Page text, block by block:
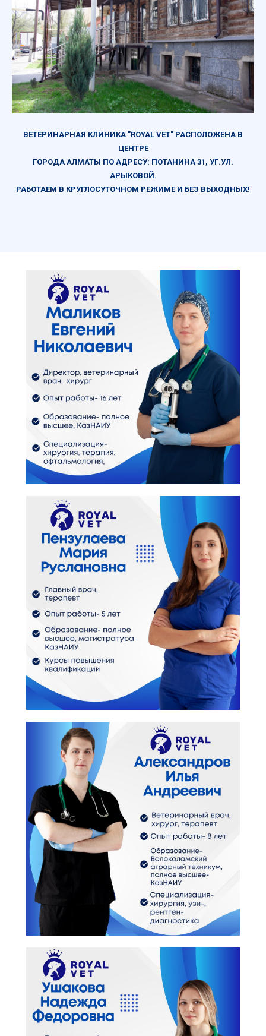
ВЕТЕРИНАРНАЯ КЛИНИКА "ROYAL VET" РАСПОЛОЖЕНА В
ЦЕНТРЕ
ГОРОДА АЛМАТЫ ПО АДРЕСУ: ПОТАНИНА 31, УГ.УЛ.
АРЫКОВОЙ.
РАБОТАЕМ В КРУГЛОСУТОЧНОМ РЕЖИМЕ И БЕЗ ВЫХОДНЫХ!